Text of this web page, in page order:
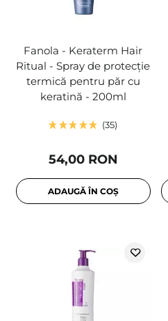
Fanola - Keraterm Hair
Ritual - Spray de protecție
termică pentru păr cu
keratină - 200ml
35
54,00 RON
ADAUGĂ ÎN COȘ